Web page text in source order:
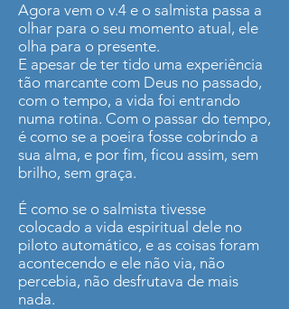
Agora vem o v.4 e o salmista passa a
olhar para o seu momento atual, ele
olha para o presente.
E apesar de ter tido uma experiência
tão marcante com Deus no passado,
com o tempo, a vida foi entrando
numa rotina. Com o passar do tempo,
é como se a poeira fosse cobrindo a
sua alma, e por fim, ficou assim, sem
brilho, sem graça.
É como se o salmista tivesse
colocado a vida espiritual dele no
piloto automático, e as coisas foram
acontecendo e ele não via, não
percebia, não desfrutava de mais
nada.